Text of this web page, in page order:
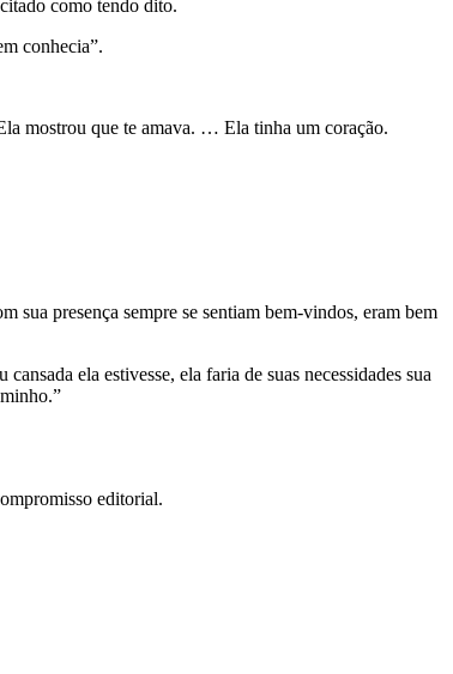
como tendo dito.
conhecia”.
mostrou que te amava. … Ela tinha um coração.
sua presença sempre se sentiam bem-vindos, eram bem
ela estivesse, ela faria de suas necessidades sua
editorial.